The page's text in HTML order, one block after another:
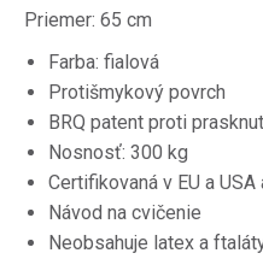
Priemer: 65 cm
Farba: fialová
Protišmykový povrch
BRQ patent proti
Nosnosť: 300 kg
Certifikovaná v EU a
Návod na cvičenie
Neobsahuje latex a